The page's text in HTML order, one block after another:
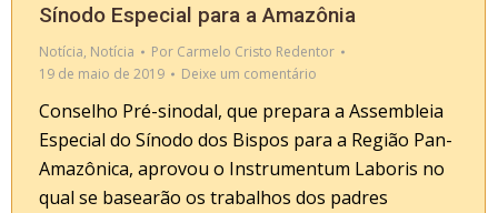
Sínodo Especial para a Amazônia
Notícia, Notícia Por Carmelo Cristo Redentor
19 de maio de 2019
Deixe um comentário
Conselho Pré-sinodal, que prepara a Assembleia
Especial do Sínodo dos Bispos para a Região Pan-
Amazônica, aprovou o Instrumentum Laboris no
qual se basearão os trabalhos dos padres